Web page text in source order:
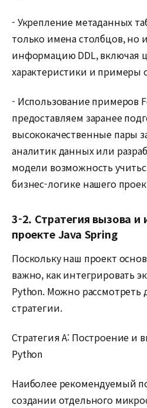
- Укрепление метаданных
только имена столбцов, но
информацию DDL, включая
характеристики и примеры
- Использование примеров
предоставляем заранее
высококачественные пары
аналитик данных или
модели возможность
бизнес-логике нашего
3-2. Стратегия вызова и
проекте Java Spring
Поскольку наш проект
важно, как интегрировать
Python. Можно рассмотреть
стратегии.
Стратегия A: Построение и
Python
Наиболее рекомендуемый
создании отдельного